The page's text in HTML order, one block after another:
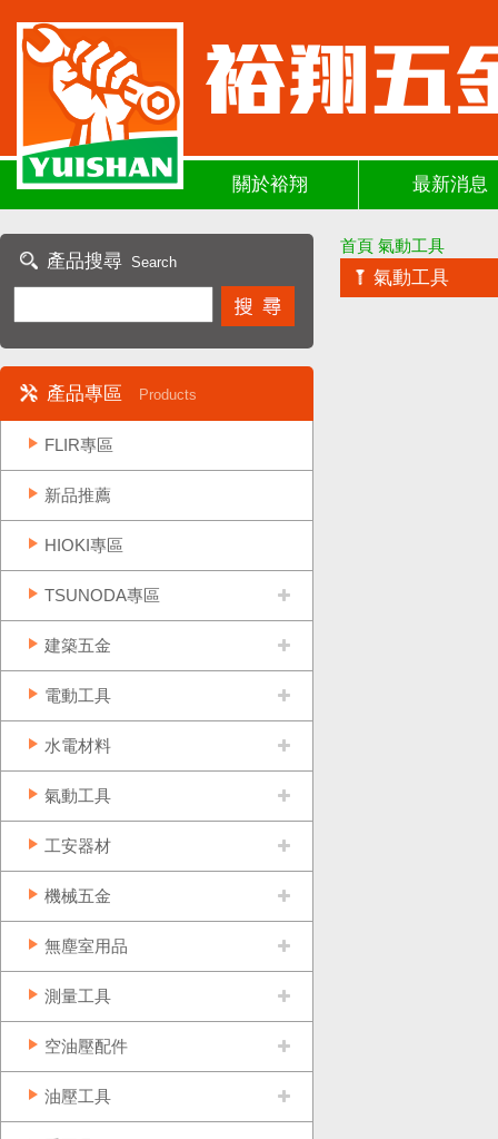
關於裕翔 最新消息
產品搜尋 Search
產品專區 Products
FLIR專區
新品推薦
HIOKI專區
TSUNODA專區
建築五金
電動工具
水電材料
氣動工具
工安器材
機械五金
無塵室用品
測量工具
空油壓配件
油壓工具
首頁 氣動工具
氣動工具